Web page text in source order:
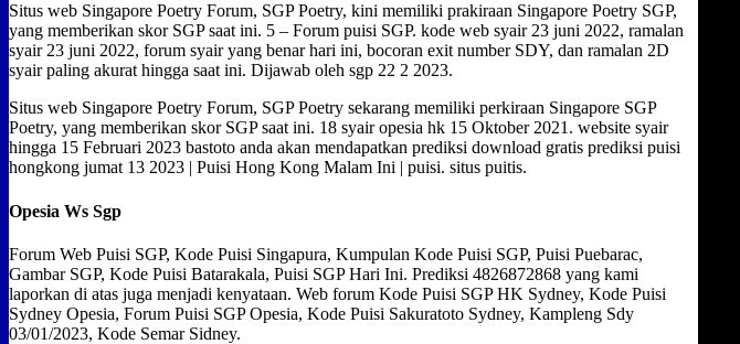
Situs web Singapore Poetry Forum, SGP Poetry, kini memiliki prakiraan Singapore Poetry SGP,
yang memberikan skor SGP saat ini. 5 – Forum puisi SGP. kode web syair 23 juni 2022, ramalan
syair 23 juni 2022, forum syair yang benar hari ini, bocoran exit number SDY, dan ramalan 2D
syair paling akurat hingga saat ini. Dijawab oleh sgp 22 2 2023.
Situs web Singapore Poetry Forum, SGP Poetry sekarang memiliki perkiraan Singapore SGP
Poetry, yang memberikan skor SGP saat ini. 18 syair opesia hk 15 Oktober 2021. website syair
hingga 15 Februari 2023 bastoto anda akan mendapatkan prediksi download gratis prediksi puisi
hongkong jumat 13 2023 | Puisi Hong Kong Malam Ini | puisi. situs puitis.
Opesia Ws Sgp
Forum Web Puisi SGP, Kode Puisi Singapura, Kumpulan Kode Puisi SGP, Puisi Puebarac,
Gambar SGP, Kode Puisi Batarakala, Puisi SGP Hari Ini. Prediksi 4826872868 yang kami
laporkan di atas juga menjadi kenyataan. Web forum Kode Puisi SGP HK Sydney, Kode Puisi
Sydney Opesia, Forum Puisi SGP Opesia, Kode Puisi Sakuratoto Sydney, Kampleng Sdy
03/01/2023, Kode Semar Sidney.